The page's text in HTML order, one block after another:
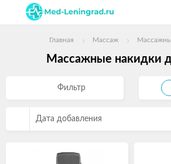
Главная Массаж
Массажные накидки
Фильтр
Дата добавления